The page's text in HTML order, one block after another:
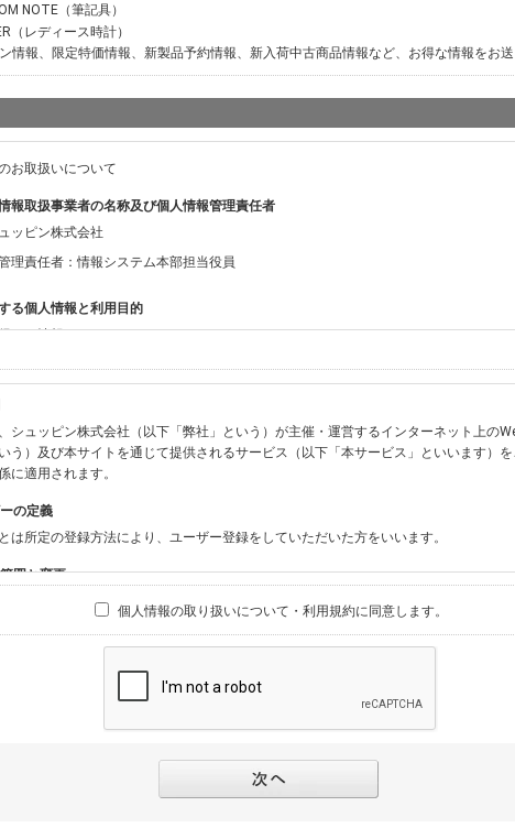
NOTE（筆記具）
（レディース時計）
情報、限定特価情報、新製品予約情報、新入荷中古商品情報など、お得な情報をお
お取扱いについて
報取扱事業者の名称及び個人情報管理責任者
ッピン株式会社
理責任者：情報システム本部担当役員
る個人情報と利用目的
する情報
：氏名、生年月日、性別、住所、電話番号、メールアドレス、パスワード
：ニックネーム、プロフィール画像、希望するメールマガジンの種類
ビスをご利用時に当社が取得またはご提供いただく情報】
やお振込みに関わる情報（クレジットカード・銀行口座・電子マネー等の決済時に
要請等により、本人確認を行うための本人確認書類（運転免許証、健康保険証、住
のご利用に伴いご登録いただいた、広範囲設定をご希
材の設定等に関する情報、および画像データとその画像データに含まれる情報
ブサイト・サービス内のクッキー情報
ービスアカウントを利用される場合】
にソーシャルネットワーキングサービス等の外部サービスとの連携を許可した場合
品販売、古物買取事業および個人・法人の売買仲介業に伴うご案内、契約、申し込み
マガジンの配信、および当社が提供する商品・サービスについてのアンケート実施の
のフォトシェアリングサービス運営のため
シュッピン株式会社（以下「弊社」という）が主催・運営するインターネット上の
う）及び本サイトを通じて提供されるサービス（以下「本サービス」といいます）
に適用されます。
の定義
は所定の登録方法により、ユーザー登録をしていただいた方をいいます。
囲と変更
は、本サイト及び本サービスの利用に関し、弊社及び全てのユーザーに適用されます。
途規定する個別規定、及び弊社が随時本サイト内に掲示またはユーザーに対し通知
約と個別規定及び追加規定が異なる場合は、個別規定及び追加規定が優先するものと
ユーザーの承諾を得ることなく、本規約を変更できるものとし、ユーザーはこれを承
、本サイト内に掲示またはユーザーに対し通知するものとし、その後にユーザーが本
ーは、本サイトの利用に際し、ユーザー本人のユーザーID、パスワード、メールアド
個人情報の取り扱いについて・利用規約に同意します。